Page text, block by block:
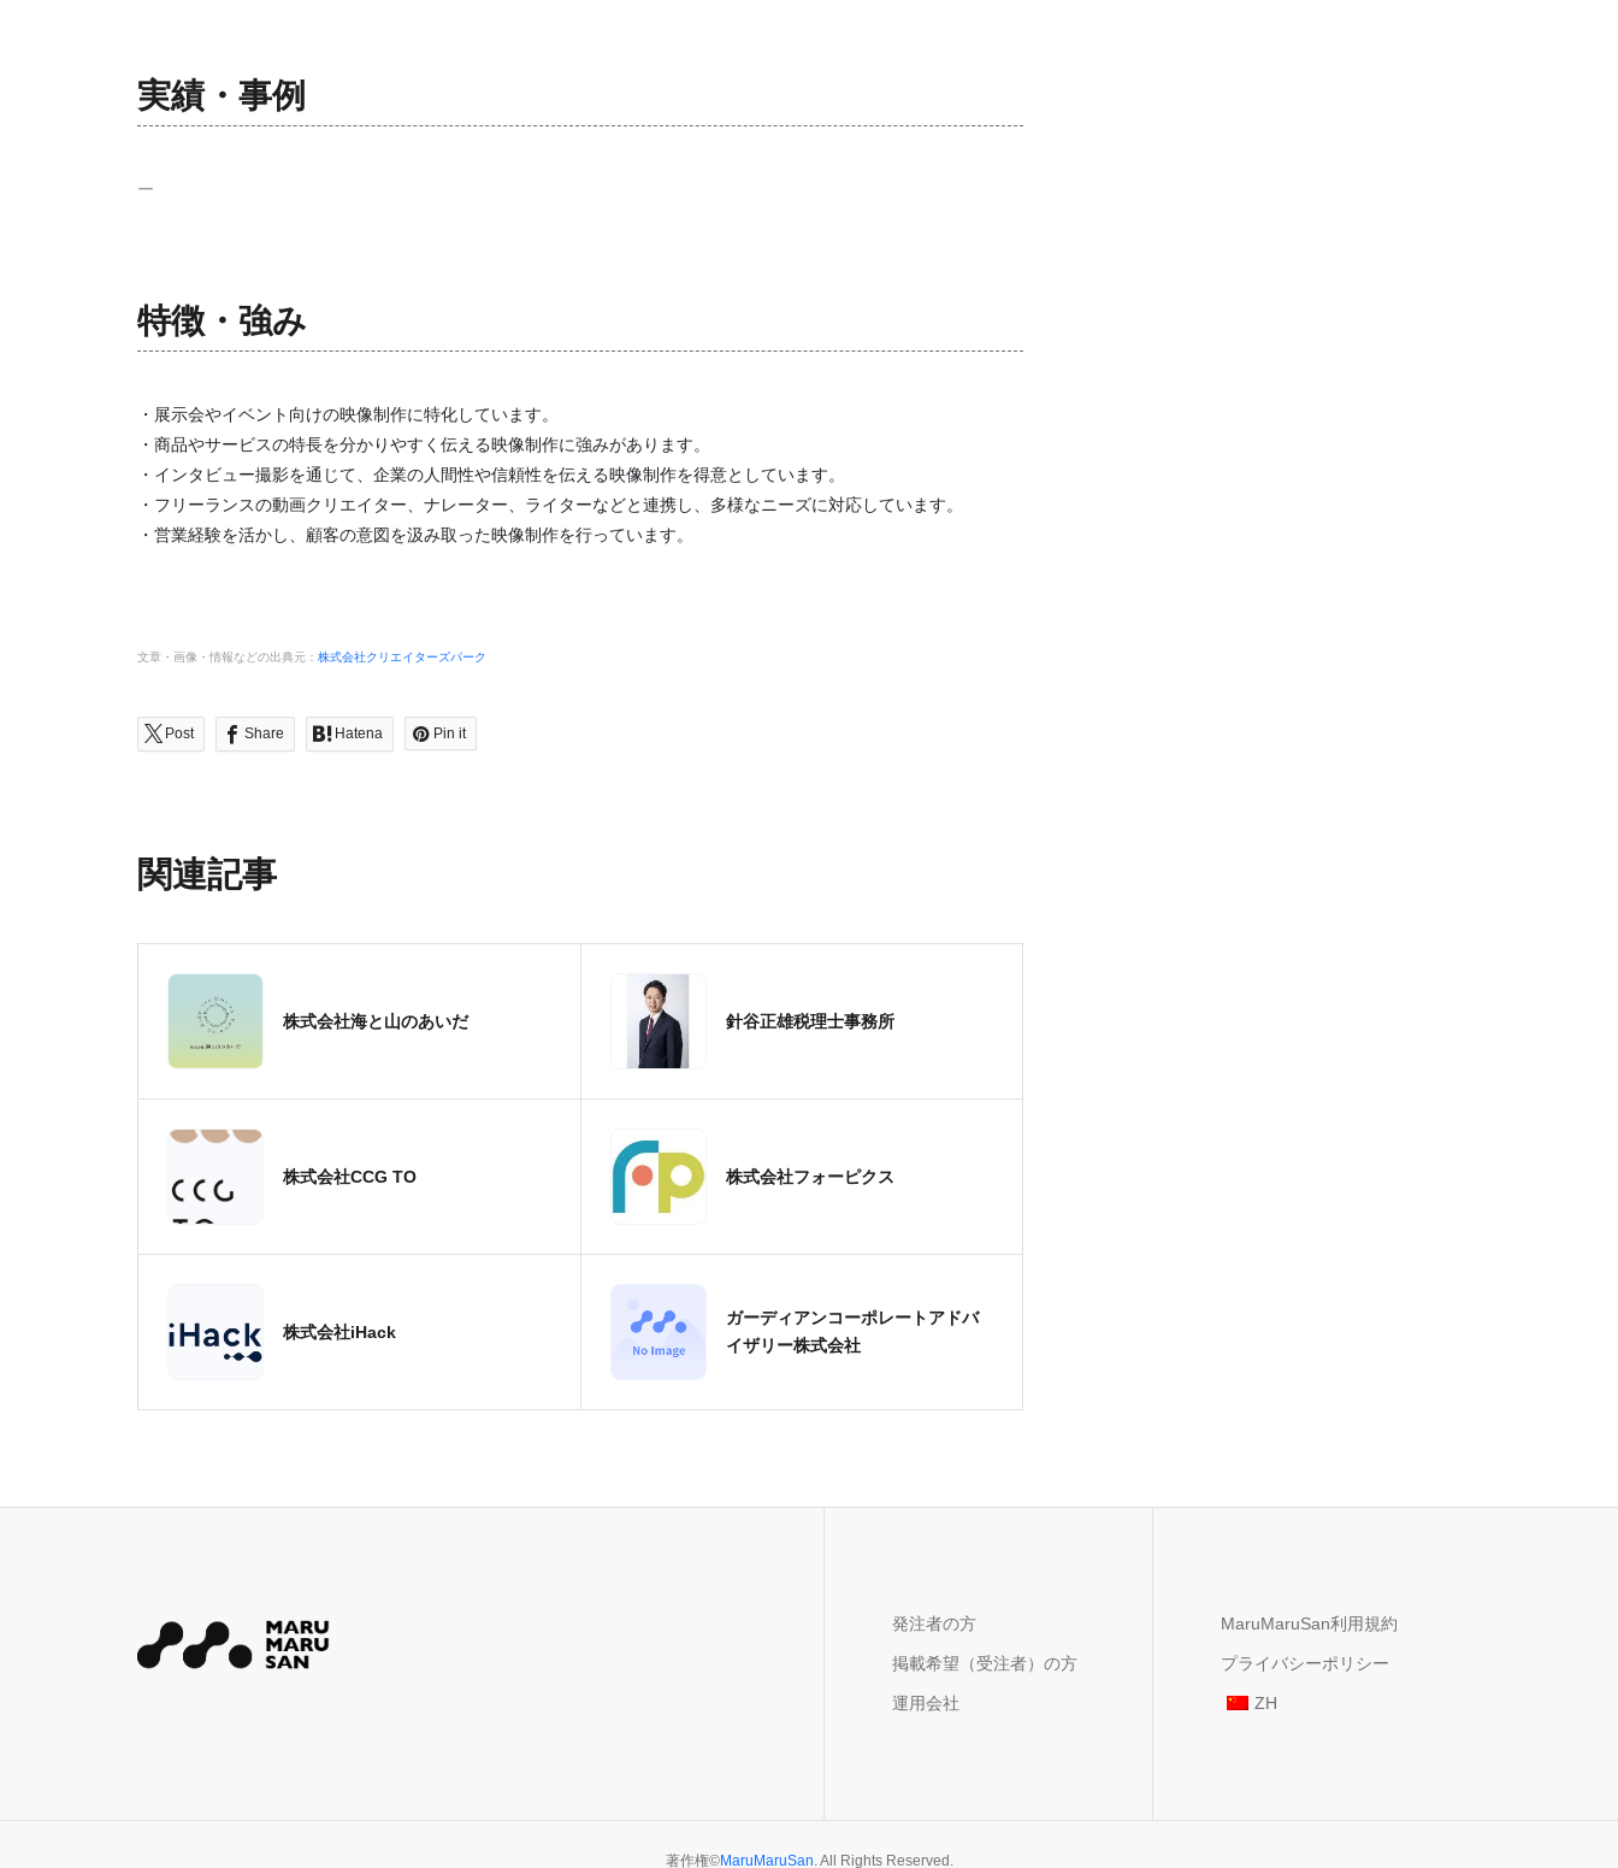
実績・事例
ー
特徴・強み
・展示会やイベント向けの映像制作に特化しています。
・商品やサービスの特長を分かりやすく伝える映像制作に強みがあります。
・インタビュー撮影を通じて、企業の人間性や信頼性を伝える映像制作を得意としています。
・フリーランスの動画クリエイター、ナレーター、ライターなどと連携し、多様なニーズに対応しています。
・営業経験を活かし、顧客の意図を汲み取った映像制作を行っています。
文章・画像・情報などの出典元： 株式会社クリエイターズパーク
Post Share Hatena Pin it
関連記事
株式会社海と山のあいだ 針谷正雄税理士事務所
株式会社CCG TO 株式会社フォーピクス
株式会社iHack
ガーディアンコーポレートアドバ
イザリー株式会社
発注者の方
掲載希望（受注者）の方
運用会社
MaruMaruSan利用規約
プライバシーポリシー
ZH
著作権©MaruMaruSan. All Rights Reserved.